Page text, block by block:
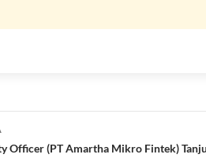
Officer (PT Amartha Mikro Fintek)